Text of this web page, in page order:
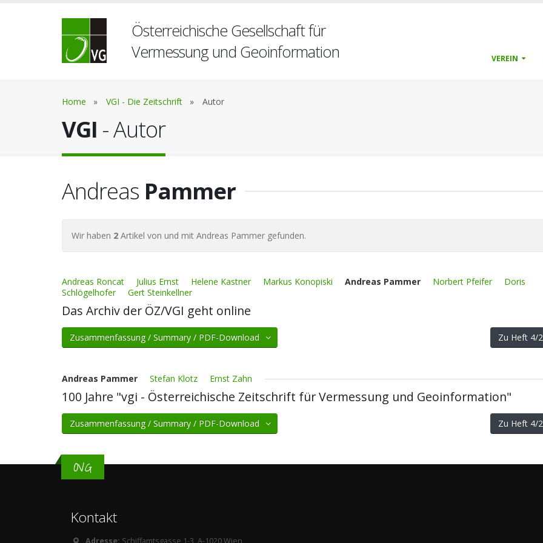
Österreichische Gesellschaft für
Vermessung und Geoinformation
VEREIN
Home » VGI - Die Zeitschrift » Autor
VGI - Autor
Andreas Pammer
Wir haben 2 Artikel von und mit Andreas Pammer gefunden.
Andreas Roncat Julius Ernst Helene Kastner Markus Konopiski Andreas Pammer Norbert Pfeifer
Doris
Schlögelhofer
Gert Steinkellner
Das Archiv der ÖZ/VGI geht online
Zusammenfassung / Summary / PDF-Download Zu Heft 4/
Andreas Pammer Stefan Klotz Ernst Zahn
100 Jahre "vgi - Österreichische Zeitschrift für Vermessung und Geoinformation"
Zusammenfassung / Summary / PDF-Download Zu Heft 4/
OVG
Kontakt
Adresse: Schiffamtsgasse 1-3, A-1020 Wien